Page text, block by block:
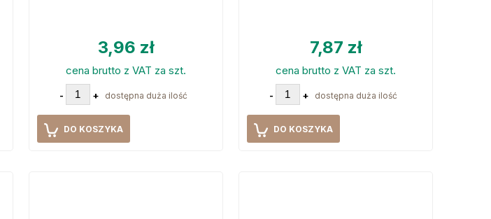
3,96 zł
cena brutto z VAT za szt.
- + dostępna duża ilość
DO KOSZYKA
7,87 zł
cena brutto z VAT za szt.
- + dostępna duża ilość
DO KOSZYKA